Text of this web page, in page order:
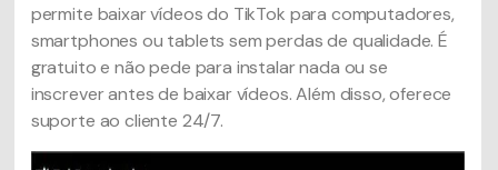
permite baixar vídeos do TikTok para computadores,
smartphones ou tablets sem perdas de qualidade. É
gratuito e não pede para instalar nada ou se
inscrever antes de baixar vídeos. Além disso, oferece
suporte ao cliente 24/7.